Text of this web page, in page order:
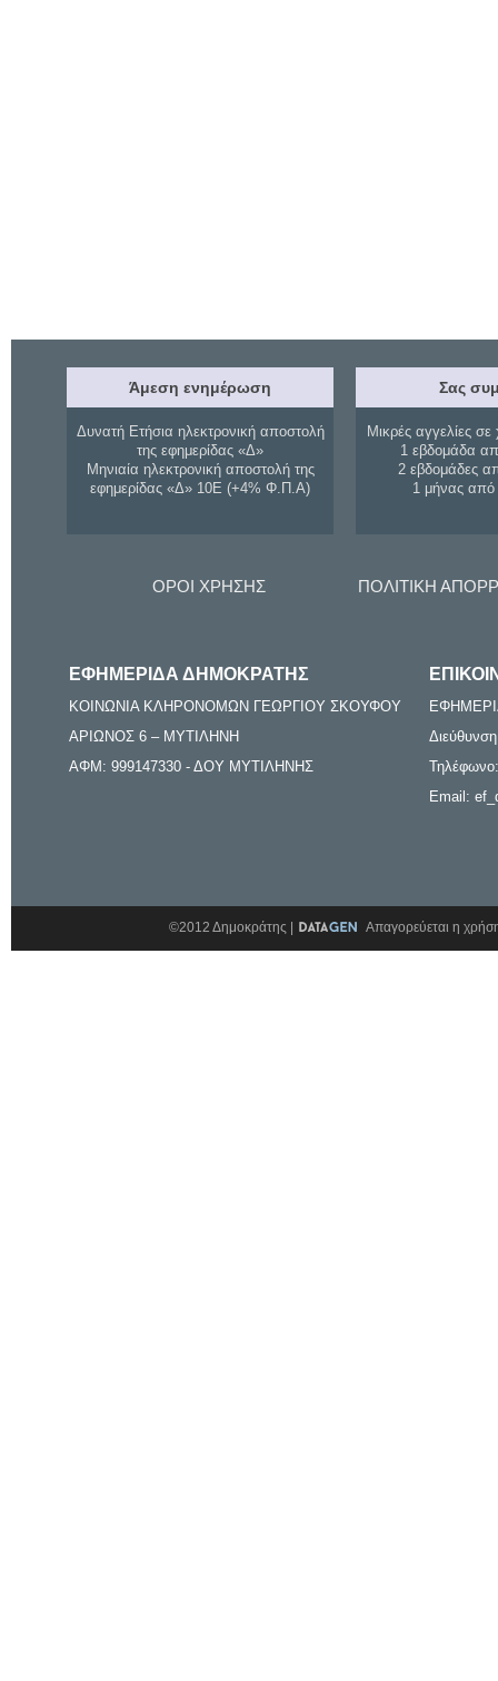
Άμεση ενημέρωση
Δυνατή Ετήσια ηλεκτρονική αποστολή
της εφημερίδας «Δ»
Μηνιαία ηλεκτρονική αποστολή της
εφημερίδας «Δ» 10Ε (+4% Φ.Π.Α)
Σας
Μικρές αγγελίες σε
1 εβδομάδα
2 εβδομάδες
1 μήνας
ΟΡΟΙ ΧΡΗΣΗΣ ΠΟΛΙΤΙΚΗ
ΕΦΗΜΕΡΙΔΑ ΔΗΜΟΚΡΑΤΗΣ
ΚΟΙΝΩΝΙΑ ΚΛΗΡΟΝΟΜΩΝ ΓΕΩΡΓΙΟΥ ΣΚΟΥΦΟΥ
ΑΡΙΩΝΟΣ 6 – ΜΥΤΙΛΗΝΗ
ΑΦΜ: 999147330 - ΔΟΥ ΜΥΤΙΛΗΝΗΣ
Email:
©2012 Δημοκράτης | Απαγορεύεται η